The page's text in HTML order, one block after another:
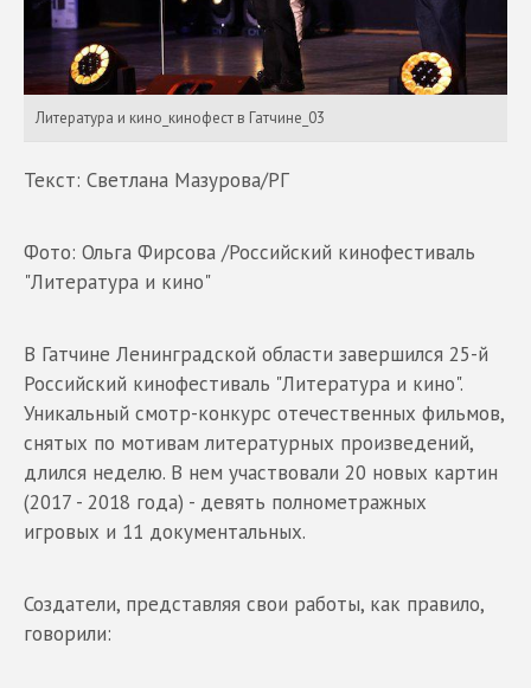
Литература и кино_кинофест в Гатчине_03
Текст: Светлана Мазурова/РГ
Фото: Ольга Фирсова /Российский кинофестиваль
"Литература и кино"
В Гатчине Ленинградской области завершился 25-й
Российский кинофестиваль "Литература и кино".
Уникальный смотр-конкурс отечественных фильмов,
снятых по мотивам литературных произведений,
длился неделю. В нем участвовали 20 новых картин
(2017 - 2018 года) - девять полнометражных
игровых и 11 документальных.
Создатели, представляя свои работы, как правило,
говорили: